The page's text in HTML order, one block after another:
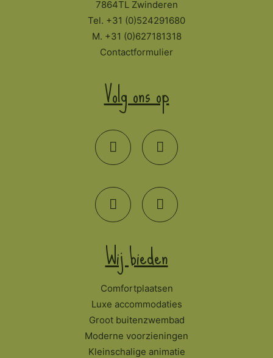
7864TL Zwinderen
Tel. +31 (0)524291680
M. +31 (0)627181318
Contactformulier
Volg ons op
Wij bieden
Comfortplaatsen
Luxe accommodaties
Groot buitenzwembad
Moderne voorzieningen
Kleinschalige animatie